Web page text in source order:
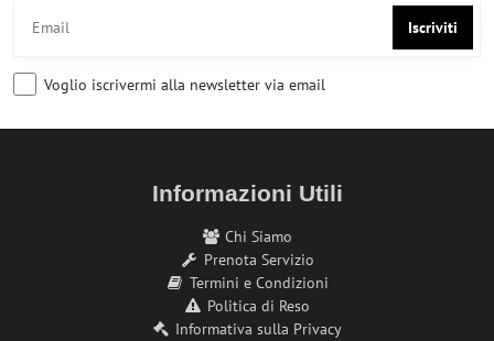
Iscriviti
Voglio iscrivermi alla newsletter via email
Informazioni Utili
Chi Siamo
Prenota Servizio
Termini e Condizioni
Politica di Reso
Informativa sulla Privacy